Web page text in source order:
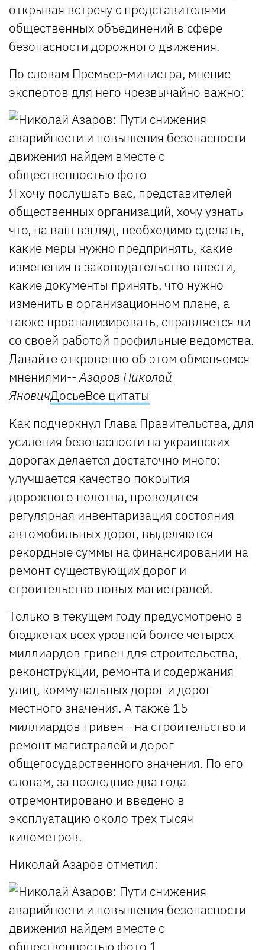
открывая встречу с представителями
общественных объединений в сфере
безопасности дорожного движения.
По словам Премьер-министра, мнение
экспертов для него чрезвычайно важно:
Я хочу послушать вас, представителей
общественных организаций, хочу узнать
что, на ваш взгляд, необходимо сделать,
какие меры нужно предпринять, какие
изменения в законодательство внести,
какие документы принять, что нужно
изменить в организационном плане, а
также проанализировать, справляется ли
со своей работой профильные ведомства.
Давайте откровенно об этом обменяемся
мнениями-- Азаров Николай
ЯновичДосьеВсе цитаты
Как подчеркнул Глава Правительства, для
усиления безопасности на украинских
дорогах делается достаточно много:
улучшается качество покрытия
дорожного полотна, проводится
регулярная инвентаризация состояния
автомобильных дорог, выделяются
рекордные суммы на финансировании на
ремонт существующих дорог и
строительство новых магистралей.
Только в текущем году предусмотрено в
бюджетах всех уровней более четырех
миллиардов гривен для строительства,
реконструкции, ремонта и содержания
улиц, коммунальных дорог и дорог
местного значения. А также 15
миллиардов гривен - на строительство и
ремонт магистралей и дорог
общегосударственного значения. По его
словам, за последние два года
отремонтировано и введено в
эксплуатацию около трех тысяч
километров.
Николай Азаров отметил: